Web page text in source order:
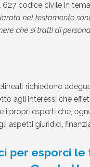
codice civile in
nel testamento
che si tratti di
richiedono
agli interessi che
i propri esperti che,
aspetti giuridici,
per esporci